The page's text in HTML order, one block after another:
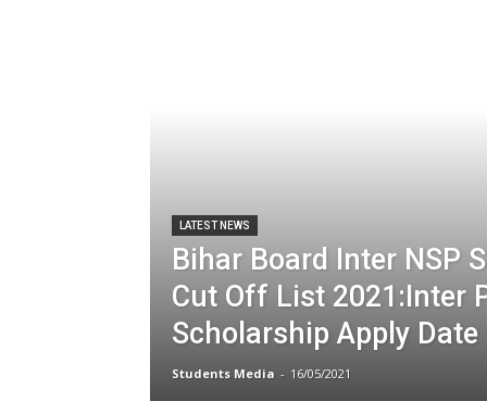
LATEST NEWS
Bihar Board Inter NSP
Cut Off List 2021:Inter
Scholarship Apply Date
Students Media - 16/05/2021